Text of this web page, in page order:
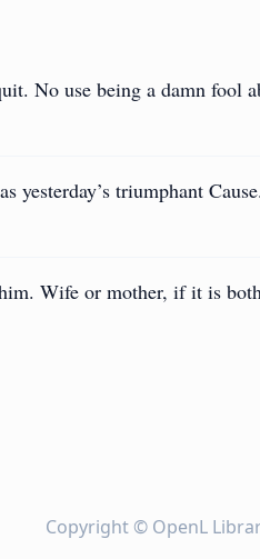
No use being a damn fool
yesterday’s triumphant Cause.
Wife or mother, if it is
Copyright © OpenL